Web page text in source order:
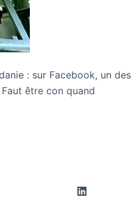
: sur Facebook, un des
être con quand